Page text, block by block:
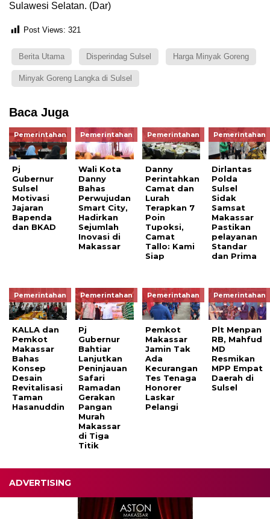
Sulawesi Selatan. (Dar)
Post Views: 321
Berita Utama Disperindag Sulsel Harga Minyak Goreng
Minyak Goreng Langka di Sulsel
Baca Juga
Pemerintahan
Pj
Gubernur
Sulsel
Motivasi
Jajaran
Bapenda
dan BKAD
Pemerintahan
Wali Kota
Danny
Bahas
Perwujudan
Smart City,
Hadirkan
Sejumlah
Inovasi di
Makassar
Pemerintahan
Danny
Perintahkan
Camat dan
Lurah
Terapkan 7
Poin
Tupoksi,
Camat
Tallo: Kami
Siap
Pemerintahan
Dirlantas
Polda
Sulsel
Sidak
Samsat
Makassar
Pastikan
pelayanan
Standar
dan Prima
Pemerintahan
KALLA dan
Pemkot
Makassar
Bahas
Konsep
Desain
Revitalisasi
Taman
Hasanuddin
Pemerintahan
Pj
Gubernur
Bahtiar
Lanjutkan
Peninjauan
Safari
Ramadan
Gerakan
Pangan
Murah
Makassar
di Tiga
Titik
Pemerintahan
Pemkot
Makassar
Jamin Tak
Ada
Kecurangan
Tes Tenaga
Honorer
Laskar
Pelangi
Pemerintahan
Plt Menpan
RB, Mahfud
MD
Resmikan
MPP Empat
Daerah di
Sulsel
ADVERTISING